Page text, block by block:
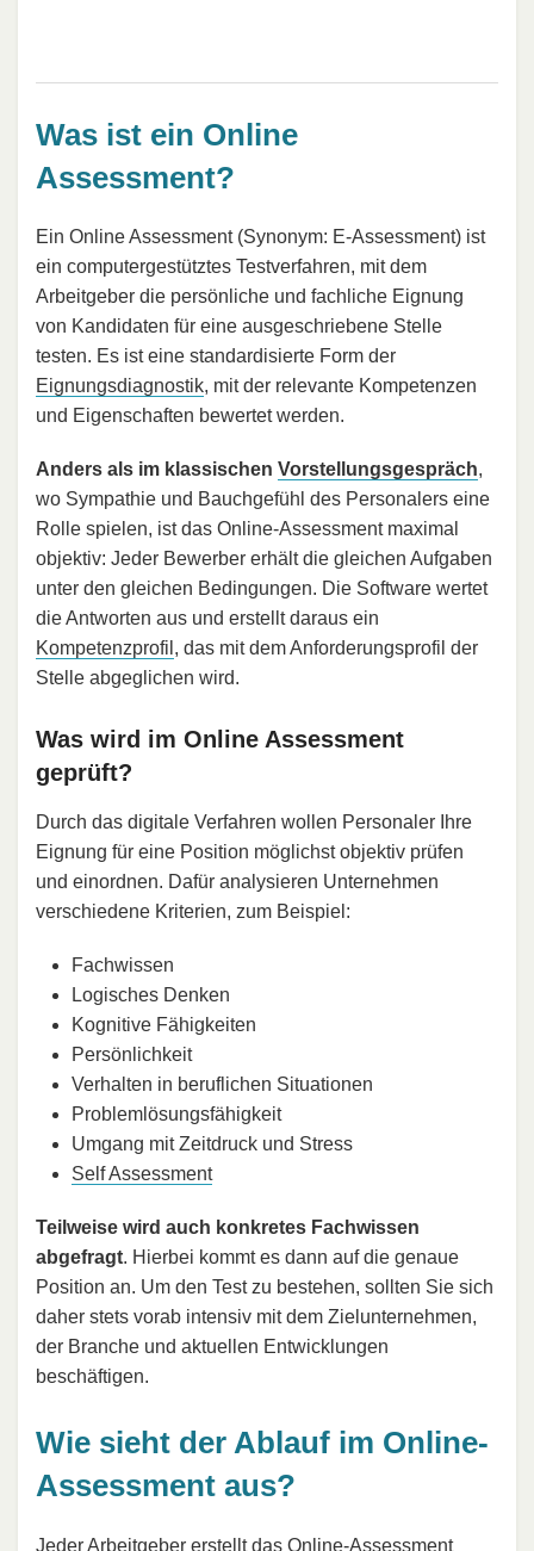
Was ist ein Online
Assessment?
Ein Online Assessment (Synonym: E-Assessment) ist
ein computergestütztes Testverfahren, mit dem
Arbeitgeber die persönliche und fachliche Eignung
von Kandidaten für eine ausgeschriebene Stelle
testen. Es ist eine standardisierte Form der
Eignungsdiagnostik, mit der relevante Kompetenzen
und Eigenschaften bewertet werden.
Anders als im klassischen Vorstellungsgespräch,
wo Sympathie und Bauchgefühl des Personalers eine
Rolle spielen, ist das Online-Assessment maximal
objektiv: Jeder Bewerber erhält die gleichen Aufgaben
unter den gleichen Bedingungen. Die Software wertet
die Antworten aus und erstellt daraus ein
Kompetenzprofil , das mit dem Anforderungsprofil der
Stelle abgeglichen wird.
Was wird im Online Assessment
geprüft?
Durch das digitale Verfahren wollen Personaler Ihre
Eignung für eine Position möglichst objektiv prüfen
und einordnen. Dafür analysieren Unternehmen
verschiedene Kriterien, zum Beispiel:
Fachwissen
Logisches Denken
Kognitive Fähigkeiten
Persönlichkeit
Verhalten in beruflichen Situationen
Problemlösungsfähigkeit
Umgang mit Zeitdruck und Stress
Self Assessment
Teilweise wird auch konkretes Fachwissen
abgefragt. Hierbei kommt es dann auf die genaue
Position an. Um den Test zu bestehen, sollten Sie sich
daher stets vorab intensiv mit dem Zielunternehmen,
der Branche und aktuellen Entwicklungen
beschäftigen.
Wie sieht der Ablauf im Online-
Assessment aus?
Jeder Arbeitgeber erstellt das Online-Assessment